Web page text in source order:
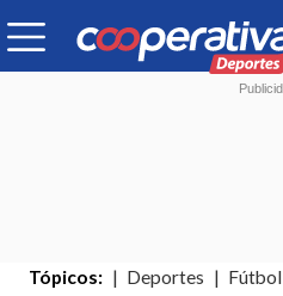
Tópicos: Deportes Fútbol